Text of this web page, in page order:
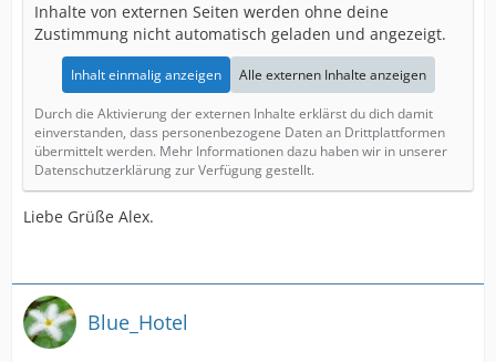
Inhalte von externen Seiten werden ohne deine
Zustimmung nicht automatisch geladen und angezeigt.
Inhalt einmalig anzeigen Alle externen Inhalte anzeigen
Durch die Aktivierung der externen Inhalte erklärst du dich damit
einverstanden, dass personenbezogene Daten an Drittplattformen
übermittelt werden. Mehr Informationen dazu haben wir in unserer
Datenschutzerklärung zur Verfügung gestellt.
Liebe Grüße Alex.
Blue_Hotel